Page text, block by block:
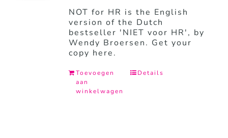
NOT for HR is the English
version of the Dutch
bestseller 'NIET voor HR', by
Wendy Broersen. Get your
copy here.
Toevoegen
aan
winkelwagen
Details